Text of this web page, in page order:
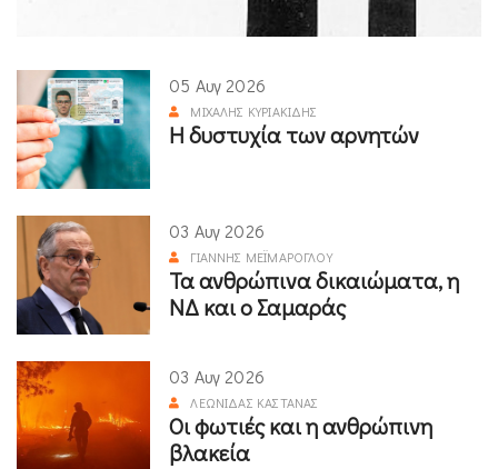
05 Αυγ 2026
ΜΙΧΆΛΗΣ ΚΥΡΙΑΚΊΔΗΣ
Η δυστυχία των αρνητών
03 Αυγ 2026
ΓΙΆΝΝΗΣ ΜΕΪΜΆΡΟΓΛΟΥ
Τα ανθρώπινα δικαιώματα, η
ΝΔ και ο Σαμαράς
03 Αυγ 2026
ΛΕΩΝΊΔΑΣ ΚΑΣΤΑΝΆΣ
Οι φωτιές και η ανθρώπινη
βλακεία